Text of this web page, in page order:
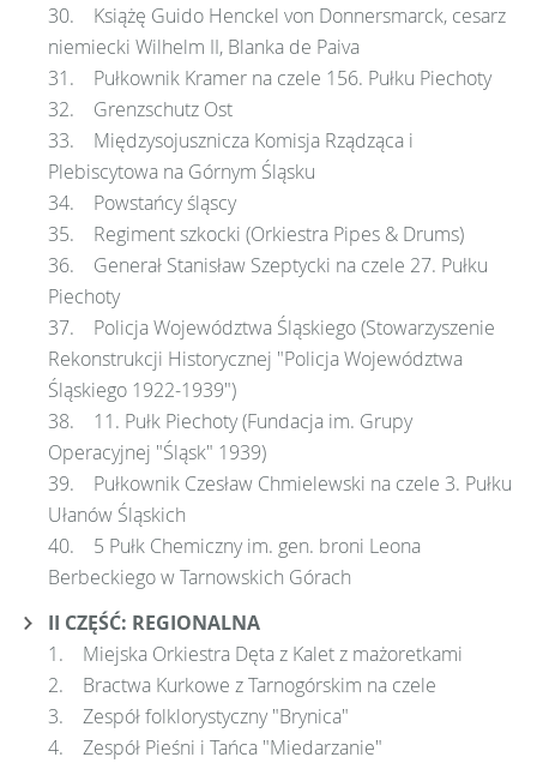
30. Książę Guido Henckel von Donnersmarck, cesarz
niemiecki Wilhelm II, Blanka de Paiva
31. Pułkownik Kramer na czele 156. Pułku Piechoty
32. Grenzschutz Ost
33. Międzysojusznicza Komisja Rządząca i
Plebiscytowa na Górnym Śląsku
34. Powstańcy śląscy
35. Regiment szkocki (Orkiestra Pipes & Drums)
36. Generał Stanisław Szeptycki na czele 27. Pułku
Piechoty
37. Policja Województwa Śląskiego (Stowarzyszenie
Rekonstrukcji Historycznej "Policja Województwa
Śląskiego 1922-1939")
38. 11. Pułk Piechoty (Fundacja im. Grupy
Operacyjnej "Śląsk" 1939)
39. Pułkownik Czesław Chmielewski na czele 3. Pułku
Ułanów Śląskich
40. 5 Pułk Chemiczny im. gen. broni Leona
Berbeckiego w Tarnowskich Górach
II CZĘŚĆ: REGIONALNA
1. Miejska Orkiestra Dęta z Kalet z mażoretkami
2. Bractwa Kurkowe z Tarnogórskim na czele
3. Zespół folklorystyczny "Brynica"
4. Zespół Pieśni i Tańca "Miedarzanie"